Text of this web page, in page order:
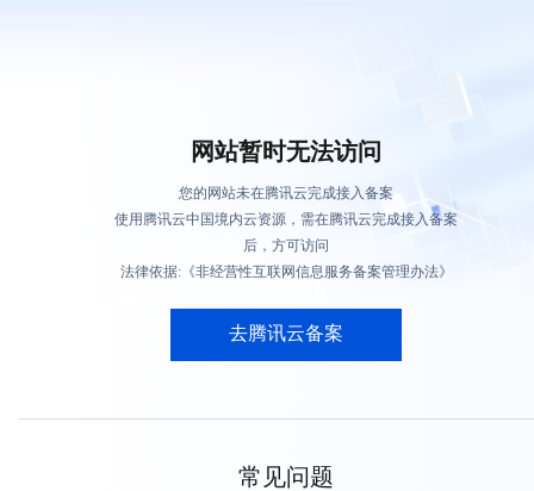
网站暂时无法访问
您的网站未在腾讯云完成接入备案
使用腾讯云中国境内云资源，需在腾讯云完成接入备案
后，方可访问
法律依据:《非经营性互联网信息服务备案管理办法》
去腾讯云备案
常见问题